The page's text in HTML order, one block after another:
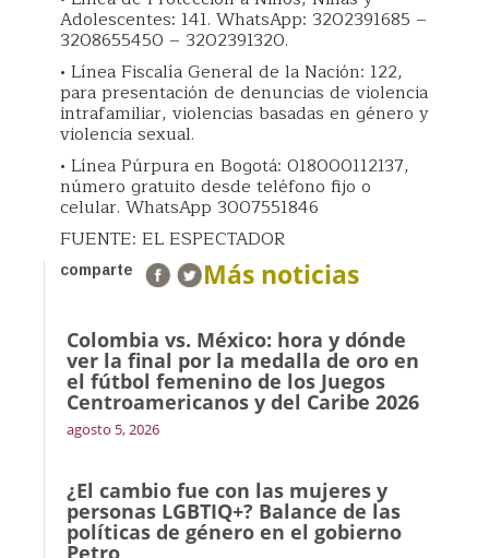
Adolescentes: 141. WhatsApp: 3202391685 –
3208655450 – 3202391320.
• Línea Fiscalía General de la Nación: 122,
para presentación de denuncias de violencia
intrafamiliar, violencias basadas en género y
violencia sexual.
• Línea Púrpura en Bogotá: 018000112137,
número gratuito desde teléfono fijo o
celular. WhatsApp 3007551846
FUENTE: EL ESPECTADOR
comparte Más noticias
Colombia vs. México: hora y dónde
ver la final por la medalla de oro en
el fútbol femenino de los Juegos
Centroamericanos y del Caribe 2026
agosto 5, 2026
¿El cambio fue con las mujeres y
personas LGBTIQ+? Balance de las
políticas de género en el gobierno
Petro